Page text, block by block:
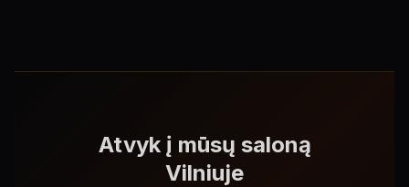
Atvyk į mūsų saloną
Vilniuje